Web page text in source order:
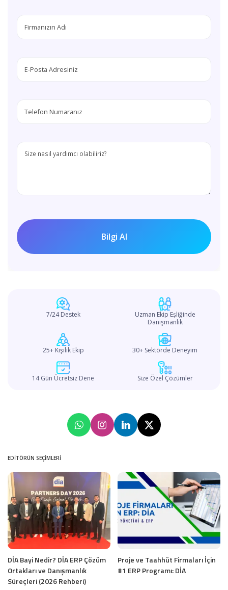
7/24 Destek
Uzman Ekip Eşliğinde
Danışmanlık
25+ Kişilik Ekip 30+ Sektörde Deneyim
14 Gün Ücretsiz Dene Size Özel Çözümler
EDITÖRÜN SEÇIMLERI
DİA Bayi Nedir? DİA ERP Çözüm
Ortakları ve Danışmanlık
Süreçleri (2026 Rehberi)
Proje ve Taahhüt Firmaları İçin
#1 ERP Programı: DİA